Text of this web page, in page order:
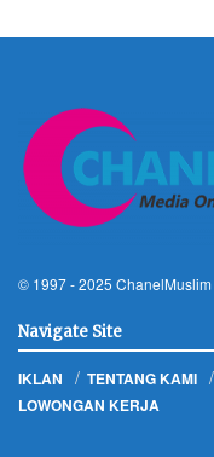
© 1997 - 2025 ChanelMuslim
Navigate Site
IKLAN TENTANG KAMI
LOWONGAN KERJA